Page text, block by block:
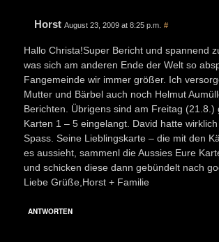
Horst August 23, 2009 at 8:25 p.m. #
Hallo Christa!Super Bericht und spannend
was sich am anderen Ende der Welt so
Fangemeinde wir immer größer. Ich
Mutter und Bärbel auch noch Helmut
Berichten. Übrigens sind am Freitag (21.8.)
Karten 1 – 5 eingelangt. David hatte
Spass. Seine Lieblingskarte – die mit den
es aussieht, sammenl die Aussies Eure
und schicken diese dann gebündelt nach
Liebe Grüße,Horst + Familie
ANTWORTEN